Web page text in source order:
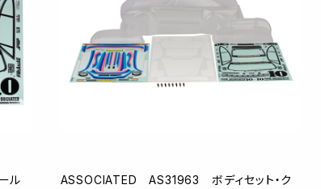
ル
ASSOCIATED AS31963 ボディセット・ク